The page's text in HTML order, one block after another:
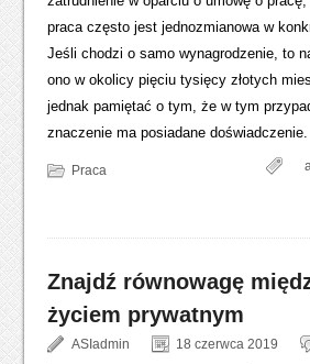
praca często jest jednozmianowa w
Jeśli chodzi o samo wynagrodzenie, to
ono w okolicy pięciu tysięcy złotych
jednak pamiętać o tym, że w tym
znaczenie ma posiadane doświadczenie.
Praca
Znajdź równowagę
życiem prywatnym
ASIadmin 18 czerwca 2019